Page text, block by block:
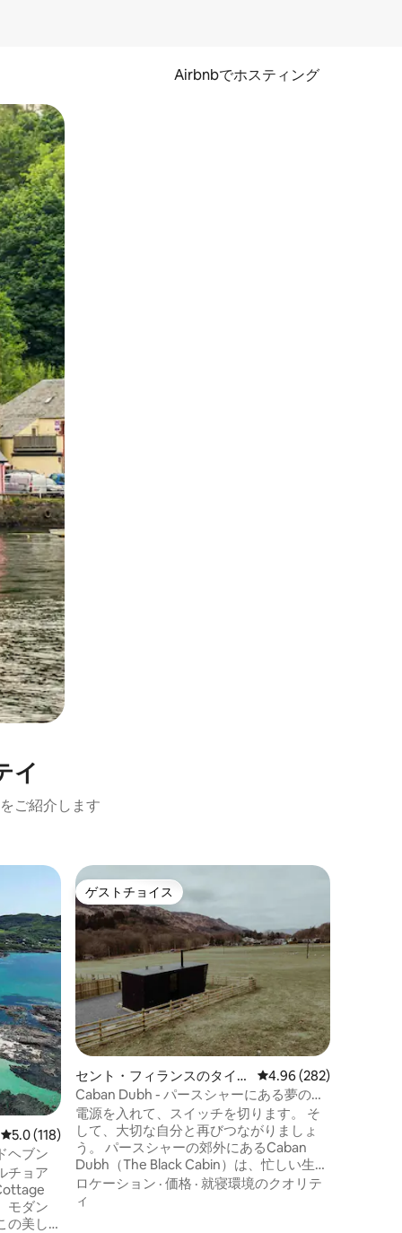
Airbnbでホスティング
できます。
イ
ご紹介します
レビュー118件、5つ星中5.0つ星の平均評価
5.0 (118)
ヘブン
チョア
モダン
の美し
ゲストチョイス
ゲストチョイス
セント・フィランスのタイニ
ーハウス
レビュー282件、5つ星
4.96 (282)
Caban Dubh - パースシャーにある夢のよ
うな隠れ家
電源を入れて、スイッチを切ります。 そ
して、大切な自分と再びつながりましょ
う。 パースシャーの郊外にあるCaban
Dubh（The Black Cabin）は、忙しい生活
から離れるために必要なすべてが揃って
います。 キャビンの独特な形状は、スペ
ロケーション · 価格 · 就寝環境のクオリテ
ィ